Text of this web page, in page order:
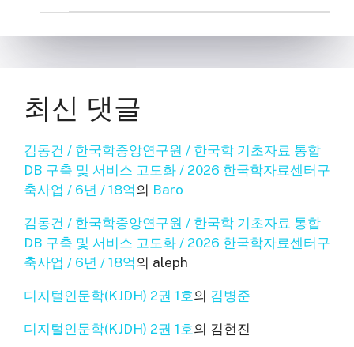
최신 댓글
김동건 / 한국학중앙연구원 / 한국학 기초자료 통합
DB 구축 및 서비스 고도화 / 2026 한국학자료센터구
축사업 / 6년 / 18억의 Baro
김동건 / 한국학중앙연구원 / 한국학 기초자료 통합
DB 구축 및 서비스 고도화 / 2026 한국학자료센터구
축사업 / 6년 / 18억의 aleph
디지털인문학(KJDH) 2권 1호의 김병준
디지털인문학(KJDH) 2권 1호의 김현진